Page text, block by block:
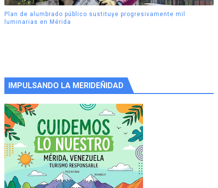
Plan de alumbrado público sustituye progresivamente mil
luminarias en Mérida
IMPULSANDO LA MERIDEÑIDAD